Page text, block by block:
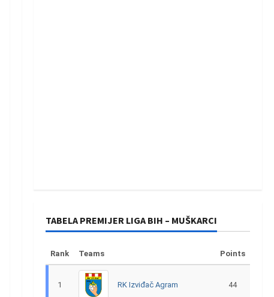
TABELA PREMIJER LIGA BIH – MUŠKARCI
Rank Teams Points
1 RK Izviđač Agram 44